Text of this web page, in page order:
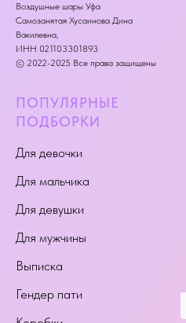
Воздушные шары Уфа
Самозанятая Хусаинова Дина
Вакилевна,
ИНН 021103301893
© 2022-2025 Все права защищены
ПОПУЛЯРНЫЕ
ПОДБОРКИ
Для девочки
Для мальчика
Для девушки
Для мужчины
Выписка
Гендер пати